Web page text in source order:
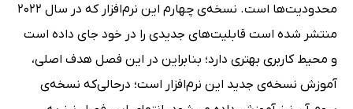
محدودیت‌ها است. نسخه‌ی چهارم این نرم‌افزار که در سال 2022
منتشر شده است قابلیت‌های جدیدی را در خود جای داده است
و محیط کاربری بهتری دارد؛ بنابراین در این فصل هدف اصلی،
آموزش نسخه‌ی جدید این نرم‌افزار است؛ درحالی‌که نسخه‌ی